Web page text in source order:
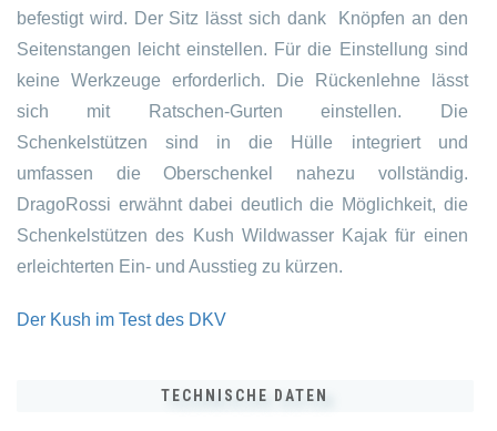
befestigt wird. Der Sitz lässt sich dank Knöpfen an den
Seitenstangen leicht einstellen. Für die Einstellung sind
keine Werkzeuge erforderlich. Die Rückenlehne lässt
sich mit Ratschen-Gurten einstellen. Die
Schenkelstützen sind in die Hülle integriert und
umfassen die Oberschenkel nahezu vollständig.
DragoRossi erwähnt dabei deutlich die Möglichkeit, die
Schenkelstützen des Kush Wildwasser Kajak für einen
erleichterten Ein- und Ausstieg zu kürzen.
Der Kush im Test des DKV
TECHNISCHE DATEN